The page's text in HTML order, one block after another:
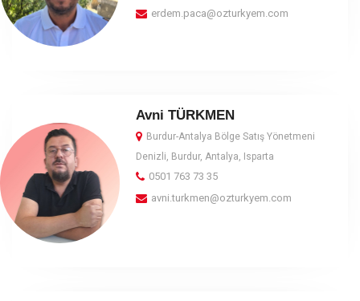
erdem.paca@ozturkyem.com
Avni TÜRKMEN
Burdur-Antalya Bölge Satış Yönetmeni
Denizli, Burdur, Antalya, Isparta
0501 763 73 35
avni.turkmen@ozturkyem.com